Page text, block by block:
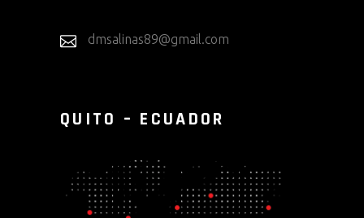
dmsalinas89@gmail.com
QUITO – ECUADOR